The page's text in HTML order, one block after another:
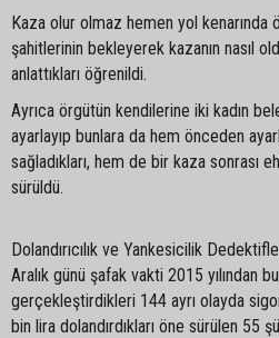
Kaza olur olmaz hemen yol kenarında
şahitlerinin bekleyerek kazanın nasıl
anlattıkları öğrenildi.
Ayrıca örgütün kendilerine iki kadın
ayarlayıp bunlara da hem önceden
sağladıkları, hem de bir kaza sonrası
sürüldü.
Dolandırıcılık ve Yankesicilik
Aralık günü şafak vakti 2015 yılından
gerçekleştirdikleri 144 ayrı olayda
bin lira dolandırdıkları öne sürülen 55